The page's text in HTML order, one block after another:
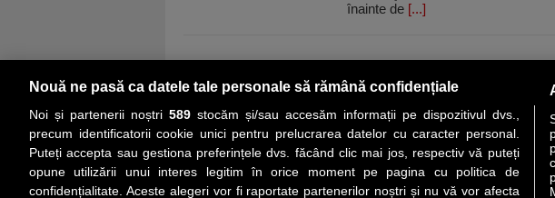
înainte de [...]
PRIMA PAGINĂ COVER STORY LIDERI
Nouă ne pasă ca datele tale personale să rămână confidențiale
Noi și partenerii noștri 589stocăm și/sau accesăm informații pe dispozitivul dvs.,
precum identificatorii cookie unici pentru prelucrarea datelor cu caracter personal.
Puteți accepta sau gestiona preferințele dvs. făcând clic mai jos, respectiv vă puteți
opune utilizării unui interes legitim în orice moment pe pagina cu politica de
confidențialitate. Aceste alegeri vor fi raportate partenerilor noștri și nu vă vor afecta